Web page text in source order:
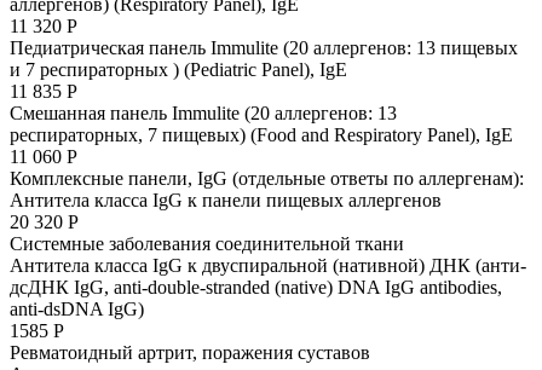
11 320 Р
Педиатрическая панель Immulite (20 аллергенов: 13 пищевых
и 7 респираторных ) (Pediatric Panel), IgE
11 835 Р
Смешанная панель Immulite (20 аллергенов: 13
респираторных, 7 пищевых) (Food and Respiratory Panel), IgE
11 060 Р
Комплексные панели, IgG (отдельные ответы по аллергенам):
Антитела класса IgG к панели пищевых аллергенов
20 320 Р
Системные заболевания соединительной ткани
Антитела класса IgG к двуспиральной (нативной) ДНК (анти-
дсДНК IgG, anti-double-stranded (native) DNA IgG antibodies,
anti-dsDNA IgG)
1585 Р
Ревматоидный артрит, поражения суставов